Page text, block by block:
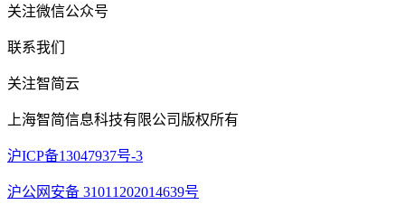
关注微信公众号
联系我们
关注智简云
上海智简信息科技有限公司版权所有
沪ICP备13047937号-3
沪公网安备 31011202014639号